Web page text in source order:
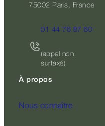
75002 Paris, France
01 44 76 87 60
(appel non
surtaxé)
À propos
Nous connaître